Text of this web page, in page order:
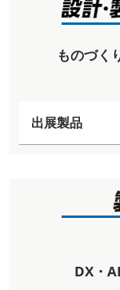
ものづく
出展製品
DX・